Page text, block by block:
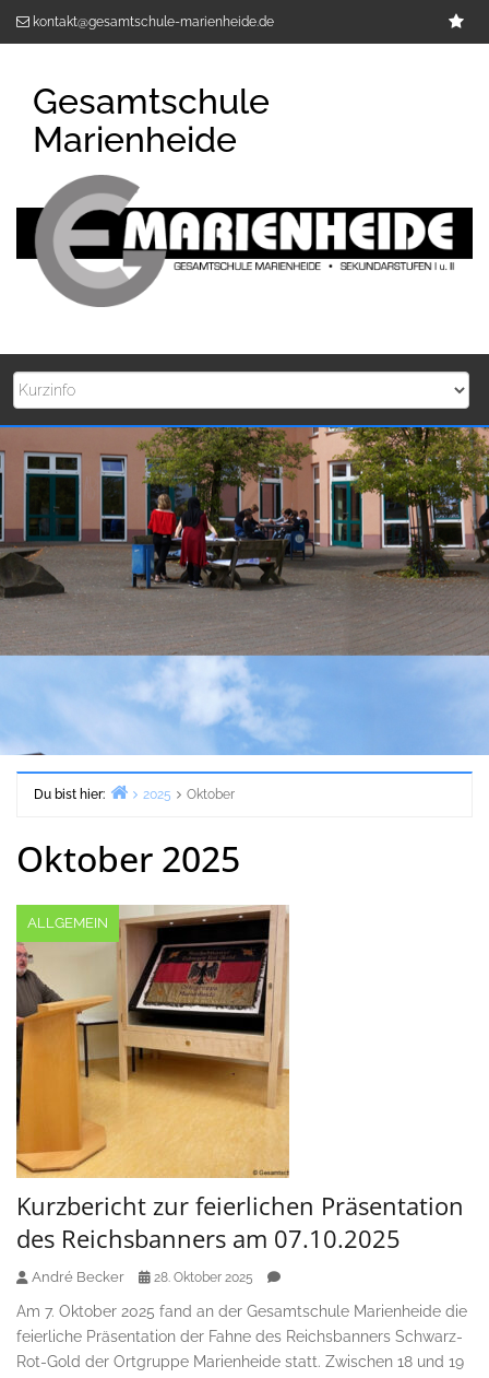
kontakt@gesamtschule-marienheide.de
Gesamtschule
Marienheide
Du bist hier:
2025 Oktober
Oktober 2025
ALLGEMEIN
Kurzbericht zur feierlichen Präsentation
des Reichsbanners am 07.10.2025
André Becker 28. Oktober 2025
Am 7. Oktober 2025 fand an der Gesamtschule Marienheide die
feierliche Präsentation der Fahne des Reichsbanners Schwarz-
Rot-Gold der Ortgruppe Marienheide statt. Zwischen 18 und 19